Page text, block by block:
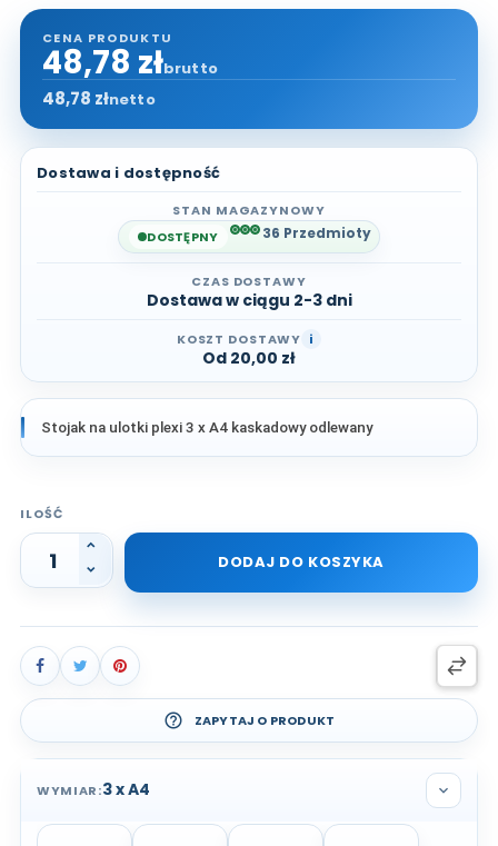
48,78 złbrutto
48,78 złnetto
Dostawa i dostępność
STAN MAGAZYNOWY
DOSTĘPNY
36 Przedmioty
CZAS DOSTAWY
Dostawa w ciągu 2-3 dni
KOSZT DOSTAWY i
Od 20,00 zł
Stojak na ulotki plexi 3 x A4 kaskadowy odlewany
ILOŚĆ
DODAJ DO KOSZYKA
help_outline ZAPYTAJ O PRODUKT
WYMIAR:3 x A4 expand_more